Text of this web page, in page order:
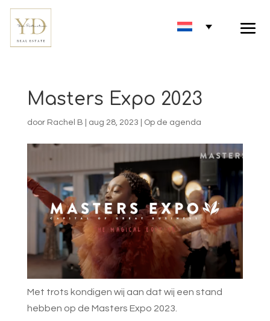
Masters Expo 2023
door Rachel B aug 28, 2023 Op de agenda
Met trots kondigen wij aan dat wij een stand
hebben op de Masters Expo 2023.